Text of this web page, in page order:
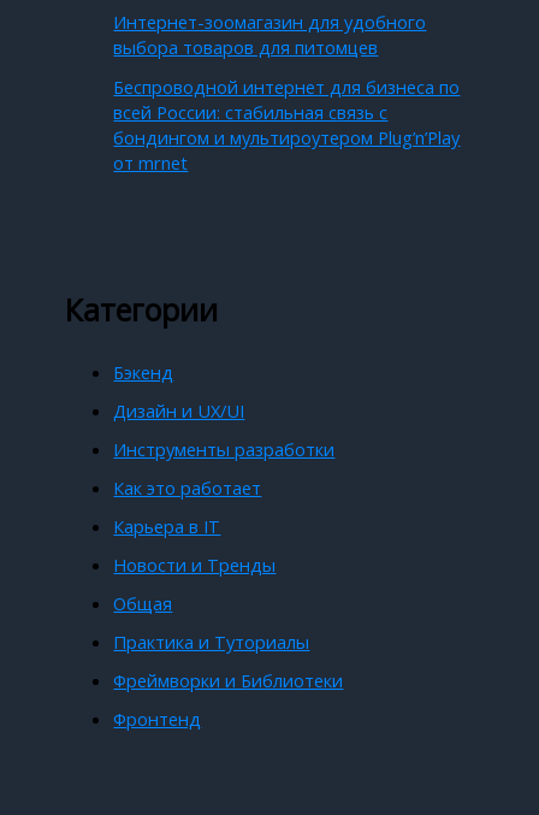
Интернет-зоомагазин для удобного
выбора товаров для питомцев
Беспроводной интернет для бизнеса по
всей России: стабильная связь с
бондингом и мультироутером Plug’n’Play
от mrnet
Категории
Бэкенд
Дизайн и UX/UI
Инструменты разработки
Как это работает
Карьера в IT
Новости и Тренды
Общая
Практика и Туториалы
Фреймворки и Библиотеки
Фронтенд